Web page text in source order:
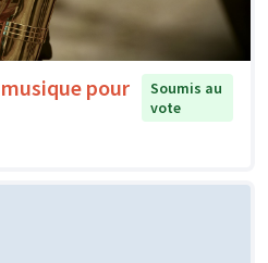
pour
Soumis au
vote